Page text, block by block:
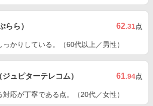
らら） 62.31点
かりしている。（60代以上／男性）
ュピターテレコム） 61.94点
応が丁寧である点。（20代／女性）